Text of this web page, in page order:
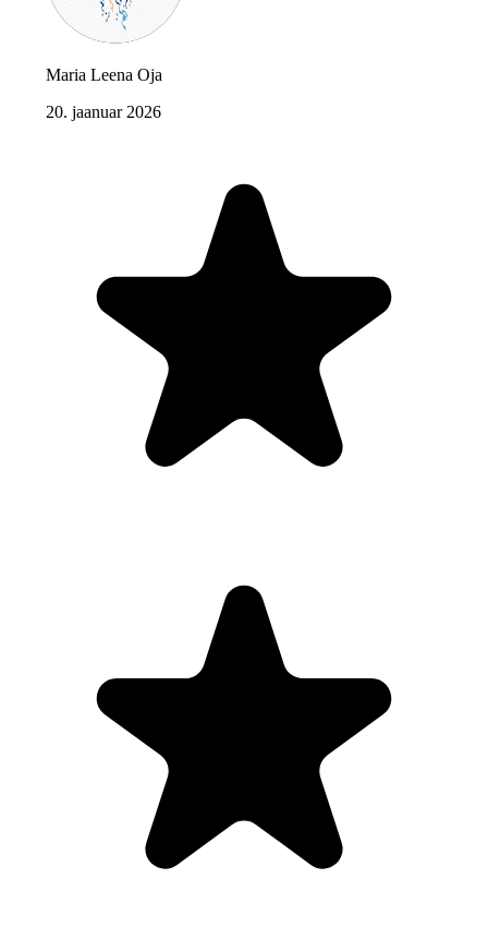
Maria Leena Oja
20. jaanuar 2026